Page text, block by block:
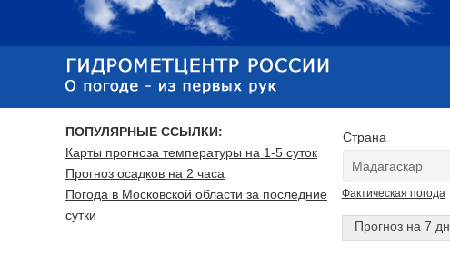
Страна
Фактическая погода
Прогноз на 7
ПОПУЛЯРНЫЕ ССЫЛКИ:
Карты прогноза температуры на 1-5 суток
Прогноз осадков на 2 часа
Погода в Московской области за последние
сутки